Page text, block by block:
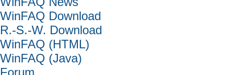
WinFAQ Download
R.-S.-W. Download
WinFAQ (HTML)
WinFAQ (Java)